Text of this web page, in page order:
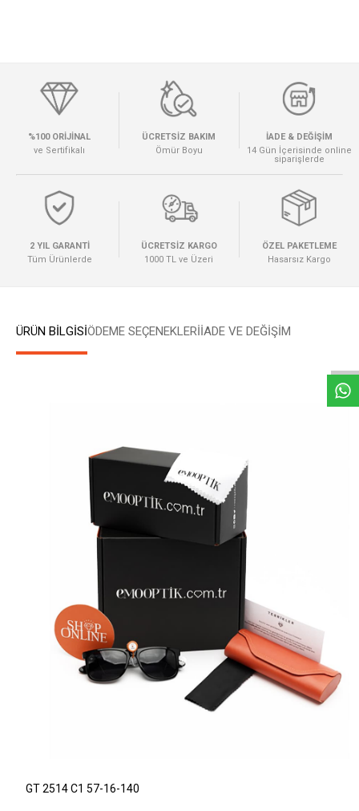
%100 ORİJİNAL
ve Sertifikalı
ÜCRETSİZ BAKIM
Ömür Boyu
İADE & DEĞİŞİM
14 Gün İçerisinde online
siparişlerde
2 YIL GARANTİ
Tüm Ürünlerde
ÜCRETSİZ KARGO
1000 TL ve Üzeri
ÖZEL PAKETLEME
Hasarsız Kargo
ÜRÜN BİLGİSİÖDEME SEÇENEKLERIİADE VE DEĞİŞİM
GT 2514 C1 57-16-140